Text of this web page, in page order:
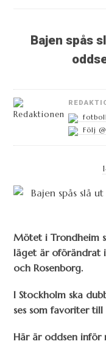
Bajen spås
Följ
Mötet i Trondheim
läget är oförändrat
och Rosenborg.
I Stockholm ska
ses som favoriter
Här är oddsen inför